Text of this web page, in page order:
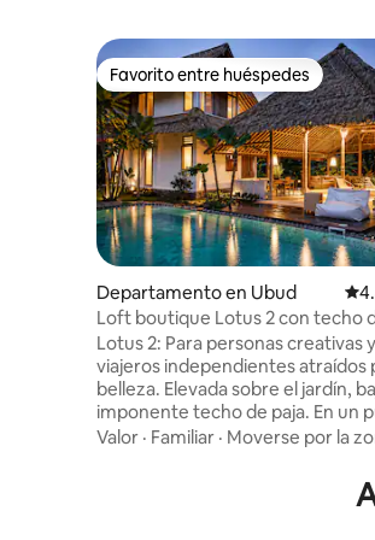
Favorito entre huéspedes
Favorito entre huéspedes
Departamento en Ubud
Loft boutique Lotus 2 con techo
Alberca y yoga
Lotus 2: Para personas creativas y
viajeros independientes atraídos
belleza. Elevada sobre el jardín, bajo un
imponente techo de paja. En un
poca distancia, con senderos
cafetería justo al otro lado del
Uno de los cinco estudios, cada
Valor · Familiar · Moverse por la